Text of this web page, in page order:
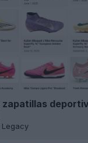
zapatillas
Legacy